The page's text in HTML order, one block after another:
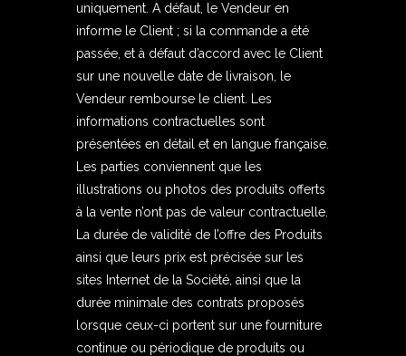
uniquement. A défaut, le Vendeur en
informe le Client ; si la commande a été
passée, et à défaut d’accord avec le Client
sur une nouvelle date de livraison, le
Vendeur rembourse le client. Les
informations contractuelles sont
présentées en détail et en langue française.
Les parties conviennent que les
illustrations ou photos des produits offerts
à la vente n’ont pas de valeur contractuelle.
La durée de validité de l’offre des Produits
ainsi que leurs prix est précisée sur les
sites Internet de la Société, ainsi que la
durée minimale des contrats proposés
lorsque ceux-ci portent sur une fourniture
continue ou périodique de produits ou